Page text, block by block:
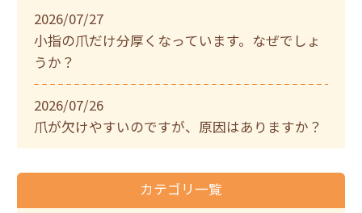
2026/07/27
小指の爪だけ分厚くなっています。なぜでしょ
うか？
2026/07/26
爪が欠けやすいのですが、原因はありますか？
カテゴリ一覧